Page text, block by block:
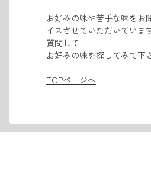
お好みの味や苦手な味をお
イスさせていただいていま
質問して
お好みの味を探してみて下
TOPページへ